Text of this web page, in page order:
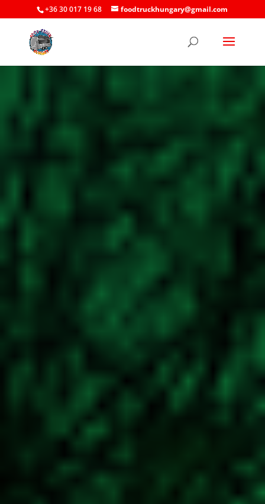
+36 30 017 19 68 foodtruckhungary@gmail.com